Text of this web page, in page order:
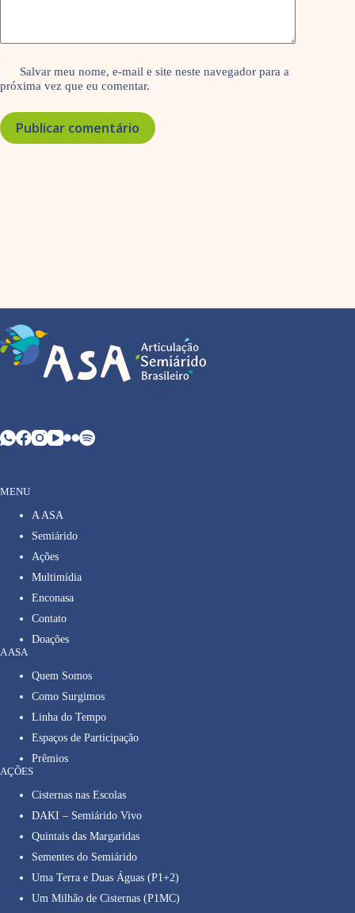
Salvar meu nome, e-mail e site neste navegador para a
próxima vez que eu comentar.
Publicar comentário
MENU
A ASA
Semiárido
Ações
Multimídia
Enconasa
Contato
Doações
A ASA
Quem Somos
Como Surgimos
Linha do Tempo
Espaços de Participação
Prêmios
AÇÕES
Cisternas nas Escolas
DAKI – Semiárido Vivo
Quintais das Margaridas
Sementes do Semiárido
Uma Terra e Duas Águas (P1+2)
Um Milhão de Cisternas (P1MC)